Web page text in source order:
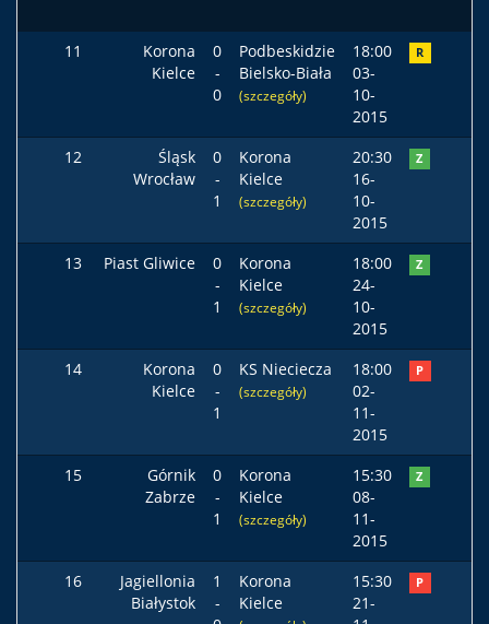
11
Korona
Kielce
0
-
0
Podbeskidzie
Bielsko-Biała
(szczegóły)
18:00
03-
10-
2015
R
12
Śląsk
Wrocław
0
-
1
Korona
Kielce
(szczegóły)
20:30
16-
10-
2015
Z
13 Piast Gliwice
0
-
1
Korona
Kielce
(szczegóły)
18:00
24-
10-
2015
Z
14
Korona
Kielce
0
-
1
KS Nieciecza
(szczegóły)
18:00
02-
11-
2015
P
15
Górnik
Zabrze
0
-
1
Korona
Kielce
(szczegóły)
15:30
08-
11-
2015
Z
16
Jagiellonia
Białystok
1
-
Korona
Kielce
15:30
21-
P